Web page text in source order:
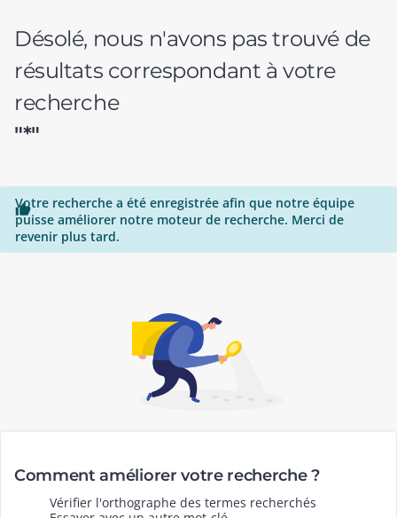
Désolé, nous n'avons pas trouvé de
résultats correspondant à votre
recherche
"*"

Votre recherche a été enregistrée afin que notre équipe
puisse améliorer notre moteur de recherche. Merci de
revenir plus tard.
Comment améliorer votre recherche ?
Vérifier l'orthographe des termes recherchés